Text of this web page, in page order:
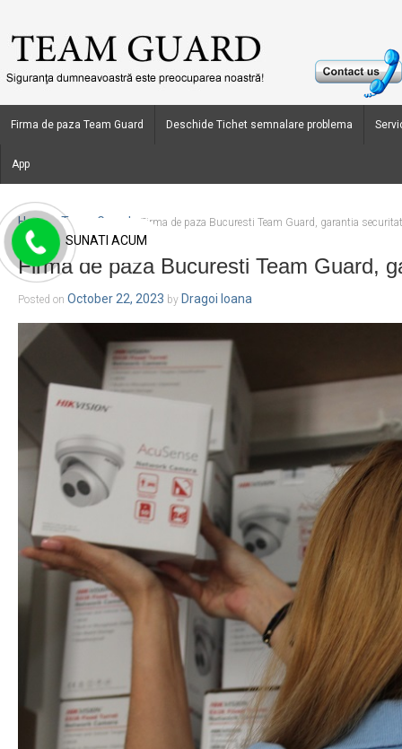
Firma de paza Team Guard Deschide Tichet semnalare problema
App
Home › Team Guard Firma de paza Bucuresti Team Guard, garantia
Firma de paza Bucuresti Team Guard,
Posted on October 22, 2023 by Dragoi Ioana
SUNATI ACUM